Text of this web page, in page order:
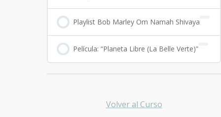
Playlist Bob Marley Om Namah Shivaya
Película: “Planeta Libre (La Belle Verte)”
Volver al Curso